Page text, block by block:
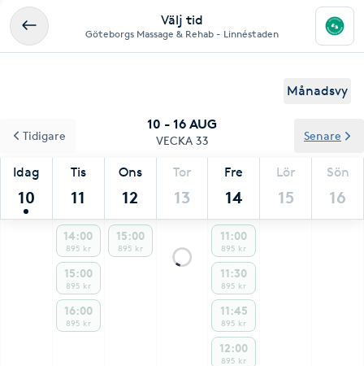
Välj tid
Göteborgs Massage & Rehab - Linnéstaden
Månadsvy
10 - 16 AUG
VECKA 33
Idag
10
Tis
11
Ons
12
Tor
13
Fre
14
Lör
15
Sön
16
Tidigare Senare
14:00
895 kr
15:00
895 kr
16:00
895 kr
15:00
895 kr
11:00
895 kr
11:30
895 kr
11:45
895 kr
12:00
895 kr